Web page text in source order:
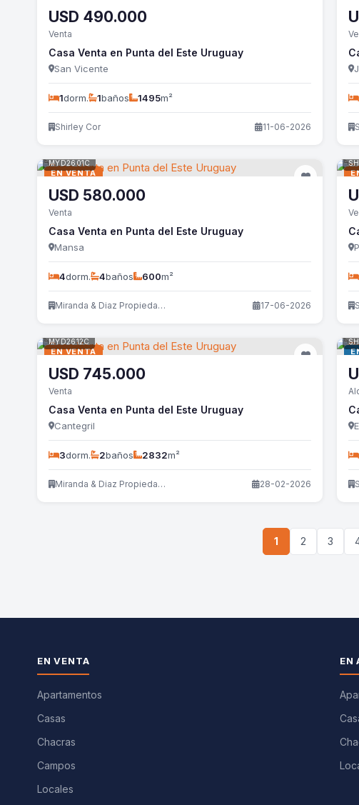
USD 490.000
Venta
Casa Venta en Punta del Este Uruguay
San Vicente
1dorm. 1baños 1495m²
Shirley Cor 11-06-2026
EN VENTA
MYD2601C
USD 580.000
Venta
Casa Venta en Punta del Este Uruguay
Mansa
4dorm. 4baños 600m²
Miranda & Diaz Propiedades 17-06-2026
EN VENTA
MYD2612C
USD 745.000
Venta
Casa Venta en Punta del Este Uruguay
Cantegril
3dorm. 2baños 2832m²
Miranda & Diaz Propiedades 28-02-2026
1 2 3
EN VENTA
Apartamentos
Casas
Chacras
Campos
Locales
EN